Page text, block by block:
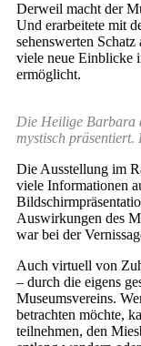
Derweil macht der
Und erarbeitete mit
sehenswerten
viele neue Einblicke
ermöglicht.
Die Heilige Barbara
mystisch
Die Ausstellung im
viele Informationen
Auswirkungen des
war bei der
Auch virtuell von
– durch die eigens
Museumsvereins.
betrachten möchte,
teilnehmen, den